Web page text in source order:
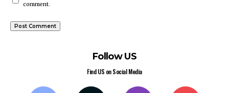
comment.
Follow US
Find US on Social Media